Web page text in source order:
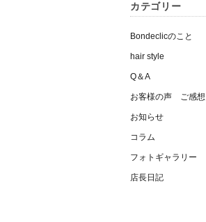
カテゴリー
Bondeclicのこと
hair style
Q＆A
お客様の声 ご感想
お知らせ
コラム
フォトギャラリー
店長日記